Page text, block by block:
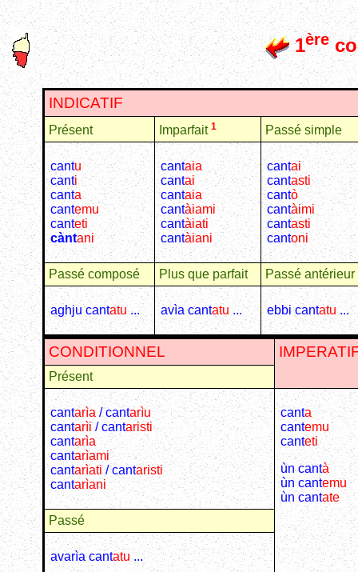
1ère
INDICATIF
Présent Imparfait 1 Passé simple
cantu
canti
canta
cantemu
canteti
càntani
cantaia
cantai
cantaia
cantàiami
cantàiati
cantàiani
cantai
cantasti
cantò
cantàimi
cantasti
cantoni
Passé composé Plus que parfait Passé antérieur
aghju cantatu... avìa cantatu ... ebbi cantatu...
CONDITIONNEL
Présent
cantarìa/ cantarìu
cantarìi/ cantaristi
cantarìa
cantarìami
cantarìati/ cantaristi
cantarìani
canta
cantemu
canteti
ùn cantà
ùn cantemu
ùn cantate
Passé
avarìa cantatu ...